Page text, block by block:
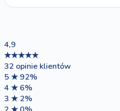
4,9
★★★★★
32 opinie klientów
5 ★ 92%
4 ★ 6%
3 ★ 2%